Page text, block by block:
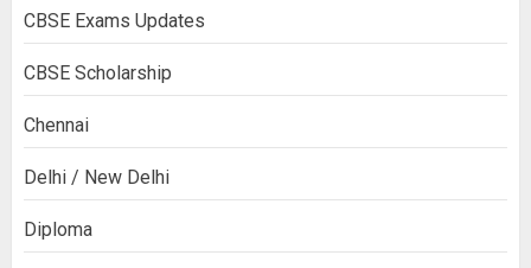
CBSE Exams Updates
CBSE Scholarship
Chennai
Delhi / New Delhi
Diploma